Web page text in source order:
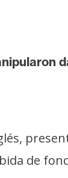
de